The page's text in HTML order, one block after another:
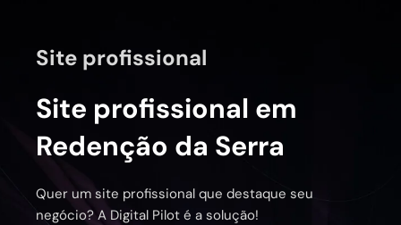
Site profissional
Site profissional em
Redenção da Serra
Quer um site profissional que destaque seu
negócio? A Digital Pilot é a solução!